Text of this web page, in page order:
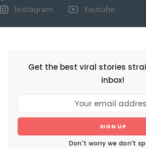
Instagram
Youtube
Get the best viral stories
inbox!
SIGN UP
Don't worry we don't